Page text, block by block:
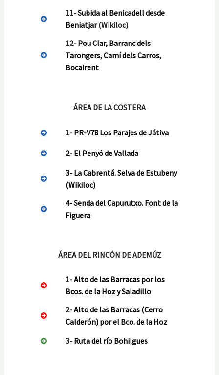
11-Subida al Benicadell desde
Beniatjar(Wikiloc)
12- Pou Clar, Barranc dels
Tarongers, Camí dels Carros,
Bocairent
ÁREA DE LA COSTERA
1- PR-V78 Los Parajes de Játiva
2- El Penyó de Vallada
3- La Cabrentá. Selva de Estubeny
(Wikiloc)
4-Senda del Capurutxo. Font de la
Figuera
ÁREA DEL RINCÓN DE ADEMÚZ
1-Alto de las Barracas por los
Bcos. de la Hoz y Saladillo
2-Alto de las Barracas (Cerro
Calderón) por el Bco. de la Hoz
3- Ruta del río Bohilgues